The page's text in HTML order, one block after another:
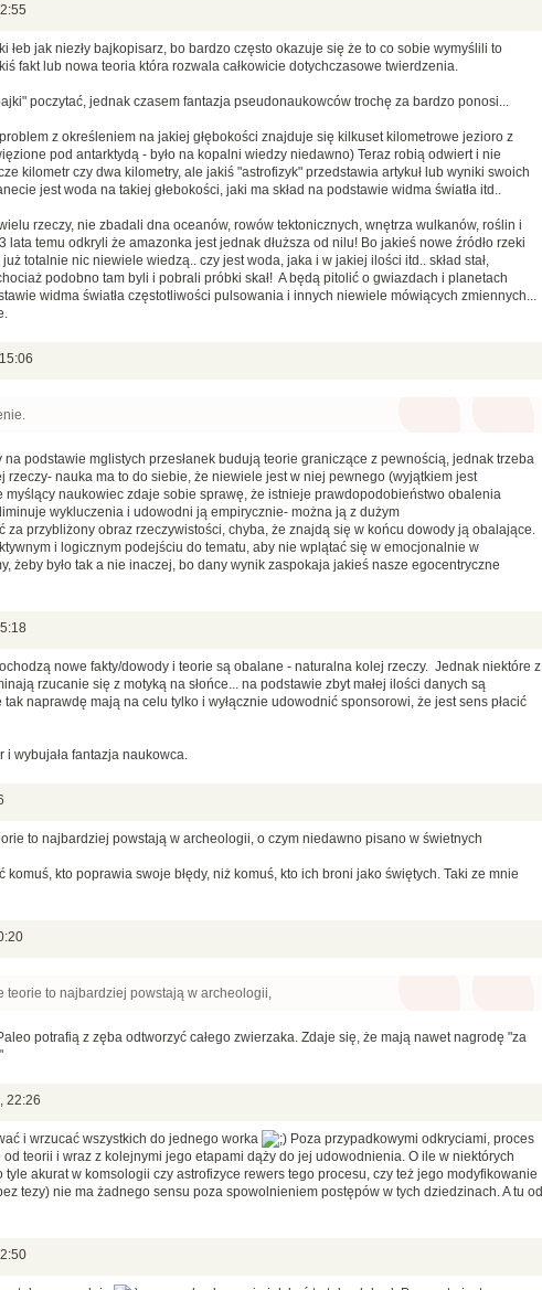
łeb jak niezły bajkopisarz, bo bardzo często okazuje się że to co sobie wymyślili to
fakt lub nowa teoria która rozwala całkowicie dotychczasowe twierdzenia.
poczytać, jednak czasem fantazja pseudonaukowców trochę za bardzo ponosi...
z określeniem na jakiej głębokości znajduje się kilkuset kilometrowe jezioro z
pod antarktydą - było na kopalni wiedzy niedawno) Teraz robią odwiert i nie
kilometr czy dwa kilometry, ale jakiś "astrofizyk" przedstawia artykuł lub wyniki swoich
jest woda na takiej głebokości, jaki ma skład na podstawie widma światła itd..
rzeczy, nie zbadali dna oceanów, rowów tektonicznych, wnętrza wulkanów, roślin i
lata temu odkryli że amazonka jest jednak dłuższa od nilu! Bo jakieś nowe źródło rzeki
totalnie nic niewiele wiedzą.. czy jest woda, jaka i w jakiej ilości itd.. skład stał,
podobno tam byli i pobrali próbki skał! A będą pitolić o gwiazdach i planetach
widma światła częstotliwości pulsowania i innych niewiele mówiących zmiennych...
na podstawie mglistych przesłanek budują teorie graniczące z pewnością, jednak trzeba
rzeczy- nauka ma to do siebie, że niewiele jest w niej pewnego (wyjątkiem jest
myślący naukowiec zdaje sobie sprawę, że istnieje prawdopodobieństwo obalenia
wykluczenia i udowodni ją empirycznie- można ją z dużym
za przybliżony obraz rzeczywistości, chyba, że znajdą się w końcu dowody ją obalające.
i logicznym podejściu do tematu, aby nie wplątać się w emocjonalnie w
żeby było tak a nie inaczej, bo dany wynik zaspokaja jakieś nasze egocentryczne
nowe fakty/dowody i teorie są obalane - naturalna kolej rzeczy. Jednak niektóre z
rzucanie się z motyką na słońce... na podstawie zbyt małej ilości danych są
naprawdę mają na celu tylko i wyłącznie udowodnić sponsorowi, że jest sens płacić
i wybujała fantazja naukowca.
to najbardziej powstają w archeologii, o czym niedawno pisano w świetnych
kto poprawia swoje błędy, niż komuś, kto ich broni jako świętych. Taki ze mnie
teorie to najbardziej powstają w archeologii,
potrafią z zęba odtworzyć całego zwierzaka. Zdaje się, że mają nawet nagrodę "za
22:26
i wrzucać wszystkich do jednego worka
Poza przypadkowymi odkryciami, proces
teorii i wraz z kolejnymi jego etapami dąży do jej udowodnienia. O ile w niektórych
akurat w komsologii czy astrofizyce rewers tego procesu, czy też jego modyfikowanie
tezy) nie ma żadnego sensu poza spowolnieniem postępów w tych dziedzinach. A tu od